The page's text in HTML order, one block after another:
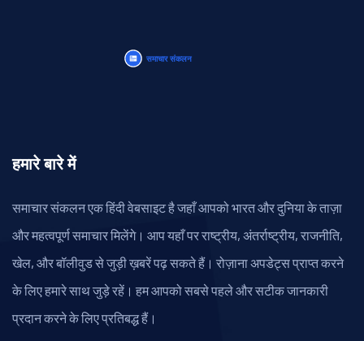
हमारे बारे में
समाचार संकलन एक हिंदी वेबसाइट है जहाँ आपको भारत और दुनिया के ताज़ा
और महत्वपूर्ण समाचार मिलेंगे। आप यहाँ पर राष्ट्रीय, अंतर्राष्ट्रीय, राजनीति,
खेल, और बॉलीवुड से जुड़ी ख़बरें पढ़ सकते हैं। रोज़ाना अपडेट्स प्राप्त करने
के लिए हमारे साथ जुड़े रहें। हम आपको सबसे पहले और सटीक जानकारी
प्रदान करने के लिए प्रतिबद्ध हैं।